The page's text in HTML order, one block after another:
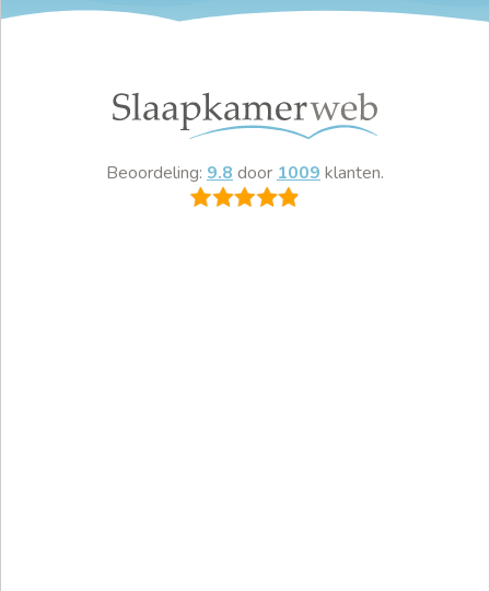
Beoordeling: 9.8 door 1009 klanten.